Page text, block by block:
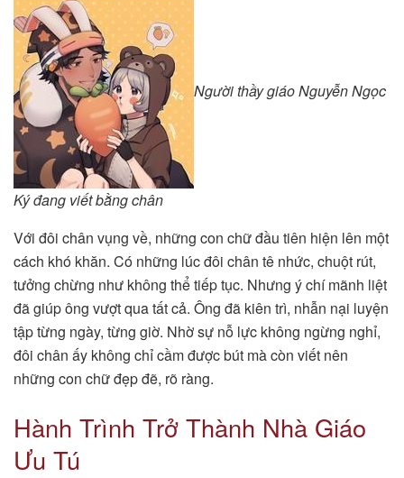
Người thầy giáo Nguyễn Ngọc
Ký đang viết bằng chân
Với đôi chân vụng về, những con chữ đầu tiên hiện lên một
cách khó khăn. Có những lúc đôi chân tê nhức, chuột rút,
tưởng chừng như không thể tiếp tục. Nhưng ý chí mãnh liệt
đã giúp ông vượt qua tất cả. Ông đã kiên trì, nhẫn nại luyện
tập từng ngày, từng giờ. Nhờ sự nỗ lực không ngừng nghỉ,
đôi chân ấy không chỉ cầm được bút mà còn viết nên
những con chữ đẹp đẽ, rõ ràng.
Hành Trình Trở Thành Nhà Giáo
Ưu Tú